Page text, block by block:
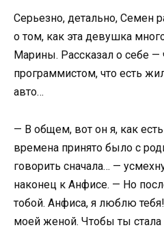
Серьезно, детально, Семен
о том, как эта девушка
Марины. Рассказал о себе —
программистом, что есть
авто…
— В общем, вот он я, как
времена принято было с
говорить сначала… —
наконец к Анфисе. — Но
тобой. Анфиса, я люблю
моей женой. Чтобы ты